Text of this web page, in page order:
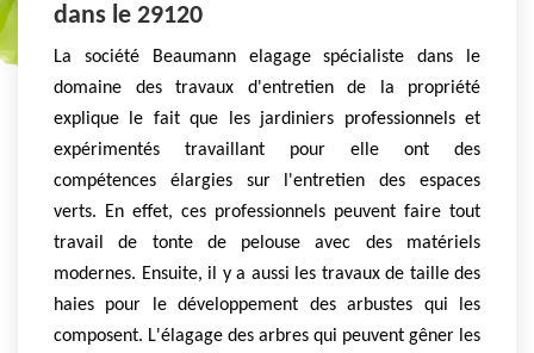
dans le 29120
La société Beaumann elagage spécialiste dans le
domaine des travaux d'entretien de la propriété
explique le fait que les jardiniers professionnels et
expérimentés travaillant pour elle ont des
compétences élargies sur l'entretien des espaces
verts. En effet, ces professionnels peuvent faire tout
travail de tonte de pelouse avec des matériels
modernes. Ensuite, il y a aussi les travaux de taille des
haies pour le développement des arbustes qui les
composent. L'élagage des arbres qui peuvent gêner les